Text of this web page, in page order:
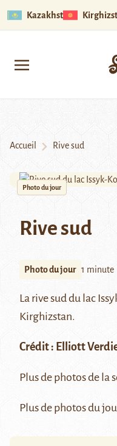
Kazakhstan
Accueil Rive sud
Photo du jour
Rive sud
Photo du jour 1 minute
La rive sud du lac
Kirghizstan.
Crédit : Elliott
Plus de photos de la
Plus de photos du